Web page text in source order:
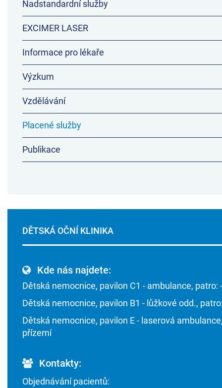
Nadstandardní služby
EXCIMER LASER
Informace pro lékaře
Výzkum
Vzdělávání
Placené služby
Publikace
DĚTSKÁ OČNÍ KLINIKA
Kde nás najdete:
Dětská nemocnice, pavilon C1 - ambulance, patro:
Dětská nemocnice, pavilon B1 - lůžkové odd.,
Dětská nemocnice, pavilon E - laserová
přízemí
Kontakty:
Objednávání pacientů: